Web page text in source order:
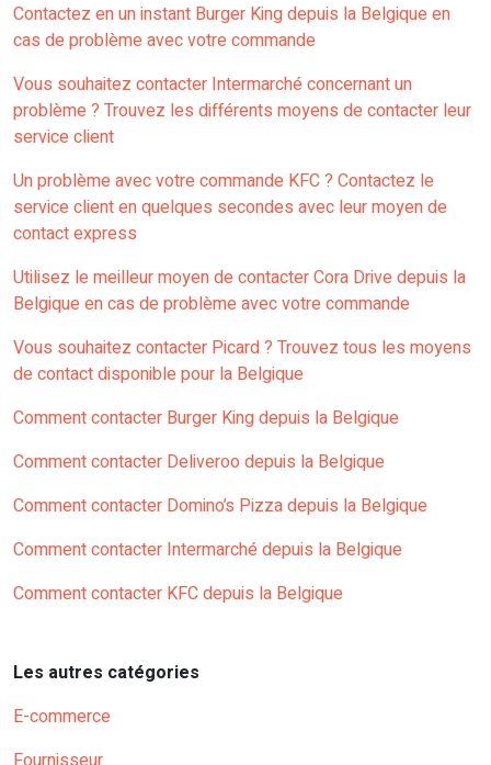
Contactez en un instant Burger King depuis la Belgique en
cas de problème avec votre commande
Vous souhaitez contacter Intermarché concernant un
problème ? Trouvez les différents moyens de contacter leur
service client
Un problème avec votre commande KFC ? Contactez le
service client en quelques secondes avec leur moyen de
contact express
Utilisez le meilleur moyen de contacter Cora Drive depuis la
Belgique en cas de problème avec votre commande
Vous souhaitez contacter Picard ? Trouvez tous les moyens
de contact disponible pour la Belgique
Comment contacter Burger King depuis la Belgique
Comment contacter Deliveroo depuis la Belgique
Comment contacter Domino’s Pizza depuis la Belgique
Comment contacter Intermarché depuis la Belgique
Comment contacter KFC depuis la Belgique
Les autres catégories
E-commerce